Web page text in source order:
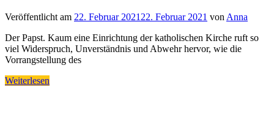
Veröffentlicht am 22. Februar 2021 22. Februar 2021 von Anna
Der Papst. Kaum eine Einrichtung der katholischen Kirche ruft so
viel Widerspruch, Unverständnis und Abwehr hervor, wie die
Vorrangstellung des
Weiterlesen